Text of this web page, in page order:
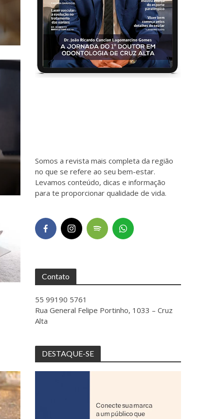
Somos a revista mais completa da região
no que se refere ao seu bem-estar.
Levamos conteúdo, dicas e informação
para te proporcionar qualidade de vida.
Contato
55 99190 5761
Rua General Felipe Portinho, 1033 – Cruz
Alta
DESTAQUE-SE